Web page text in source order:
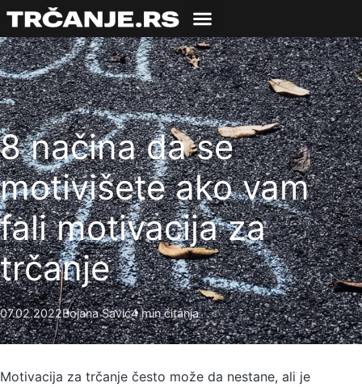
8 načina da se
motivišete ako vam
fali motivacija za
trčanje
07.02.2022Bojana Savić4 min čitanja
Motivacija za trčanje često može da nestane, ali je